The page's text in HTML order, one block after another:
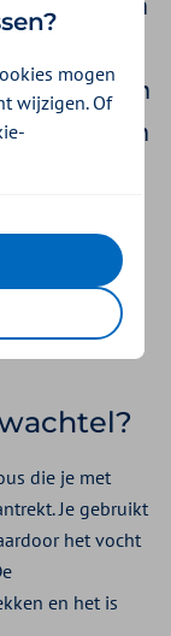
Dat is een
te krijgen
lees
die je met
Je gebruikt
het vocht
en het is
mogen
wijzigen. Of